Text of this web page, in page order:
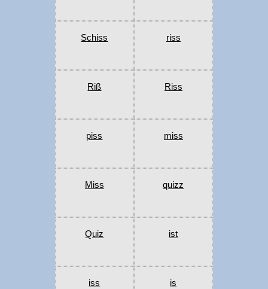
Schiss riss
Riß Riss
piss miss
Miss quizz
Quiz ist
iss is